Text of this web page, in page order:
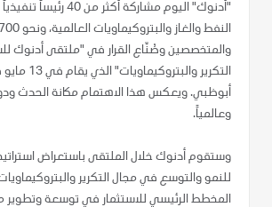
"أدنوك" اليوم مشاركة أكثر
والمتخصصين وصُنّاع القرار في "ملتقى أدنوك
التكرير
أبوظبي. ويعكس هذا الاهتمام مكانة الحدث
وعالمياً.
وستقوم أدنوك خلال الملتقى باستعراض
للنمو والتوسع في مجال التكرير
المخطط الرئيسي للاستثمار في توسعة وتطوير